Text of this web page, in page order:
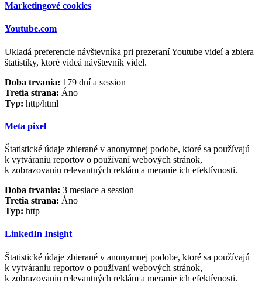
Marketingové cookies
Youtube.com
Ukladá preferencie návštevníka pri prezeraní Youtube videí a zbiera
štatistiky, ktoré videá návštevník videl.
Doba trvania: 179 dní a session
Tretia strana: Áno
Typ: http/html
Meta pixel
Štatistické údaje zbierané v anonymnej podobe, ktoré sa používajú
k vytváraniu reportov o používaní webových stránok,
k zobrazovaniu relevantných reklám a meranie ich efektívnosti.
Doba trvania: 3 mesiace a session
Tretia strana: Áno
Typ: http
LinkedIn Insight
Štatistické údaje zbierané v anonymnej podobe, ktoré sa používajú
k vytváraniu reportov o používaní webových stránok,
k zobrazovaniu relevantných reklám a meranie ich efektívnosti.